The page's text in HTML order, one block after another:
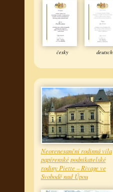
česky deutsch
Neorenesanční rodinná vila
papírenské podnikatelské
rodiny Piette – Rivage ve
Svobodě nad Úpou